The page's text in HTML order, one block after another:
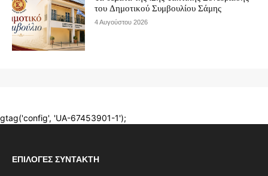
ΕΠΙΛΟΓΈΣ ΣΥΝΤΆΚΤΗ